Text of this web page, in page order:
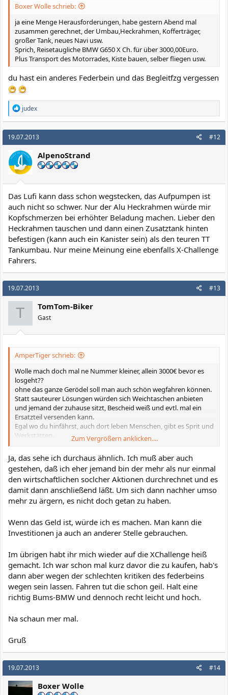
Boxer Wolle schrieb:
ja eine Menge Herausforderungen, habe gestern Abend mal
zusammen gerechnet, der Umbau,Heckrahmen, Kofferträger,
großer Tank, neues Navi usw.
Sprich, Reisetaugliche BMW G650 X Ch. für über 3000,00Euro.
Plus Transport des Motorrades, Kiste bauen, selber fliegen usw.
du hast ein anderes Federbein und das Begleitfzg vergessen
R
e
a
k
t
o
n
e
n
judex
19.07.2013 #12
AlpenoStrand
Das Lufi kann dass schon wegstecken, das Aufpumpen ist
auch nicht so schwer. Nur der Alu Heckrahmen würde mir
Kopfschmerzen bei erhöhter Beladung machen. Lieber den
Heckrahmen tauschen und dann einen Zusatztank hinten
befestigen (kann auch ein Kanister sein) als den teuren TT
Tankumbau. Nur meine Meinung eine ebenfalls X-Challenge
Fahrers.
19.07.2013 #13
T TomTom-Biker
Gast
AmperTiger schrieb:
Wolle mach doch mal ne Nummer kleiner, allein 3000€ bevor es
losgeht??
ohne das ganze Gerödel soll man auch schön wegfahren können.
Statt sauteurer Lösungen würden sich Weichtaschen anbieten
und jemand der zuhause sitzt, Bescheid weiß und evtl. mal ein
Ersatzteil versenden kann.
Egal wo du hinfährst, auch dort leben Menschen, gibt es Sprit und
Werkstätten.
- - - Aktualisiert - - -
du hast ein anderes Federbein und das Begleitfzg vergessen
Zum Vergrößern anklicken....
Ja, das sehe ich durchaus ähnlich. Ich muß aber auch
gestehen, daß ich eher jemand bin der mehr als nur einmal
den wirtschaftlichen soclcher Aktionen durchrechnet und es
damit dann anschließend läßt. Um sich dann nachher umso
mehr zu ärgern, es nicht doch getan zu haben.
Wenn das Geld ist, würde ich es machen. Man kann die
Investitionen ja auch an anderer Stelle gebrauchen.
Im übrigen habt ihr mich wieder auf die XChallenge heiß
gemacht. Ich war schon mal kurz davor die zu kaufen, hab's
dann aber wegen der schlechten kritiken des federbeins
wegen sein lassen. Fahren tut die schon geil. Halt eine
richtig Bums-BMW und dennoch recht leicht und hoch.
Na schaun mer mal.
Gruß
19.07.2013 #14
Boxer Wolle